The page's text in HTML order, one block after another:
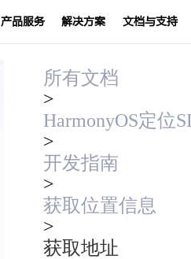
产品服务 解决方案 文档与支持
所有文档
>
HarmonyOS定位
>
开发指南
>
获取位置信息
>
获取地址